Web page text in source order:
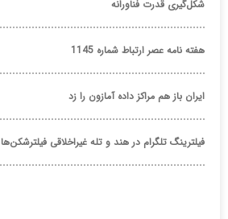
شکل‌گیری قدرت فناورانه
هفته نامه عصر ارتباط شماره 1145
ایران باز هم مراکز داده آمازون را زد
فیلترینگ تلگرام در هند و تله غیراخلاقی فیلترشکن‌ها